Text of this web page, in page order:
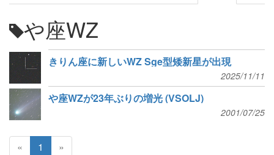
Topics
や座WZ
きりん座に新しいWZ Sge型矮新星が出現
2025/11/11
や座WZが23年ぶりの増光 (VSOLJ)
2001/07/25
« 1 »